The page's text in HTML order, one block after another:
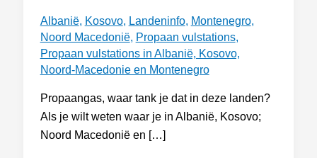
Albanië, Kosovo, Landeninfo, Montenegro,
Noord Macedonië, Propaan vulstations,
Propaan vulstations in Albanië, Kosovo,
Noord-Macedonie en Montenegro
Propaangas, waar tank je dat in deze landen?
Als je wilt weten waar je in Albanië, Kosovo;
Noord Macedonië en […]